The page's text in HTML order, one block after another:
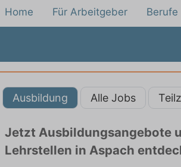
Home Für Arbeitgeber Berufe
Ausbildung Alle Jobs
Jetzt Ausbildungsangebote
Lehrstellen in Aspach